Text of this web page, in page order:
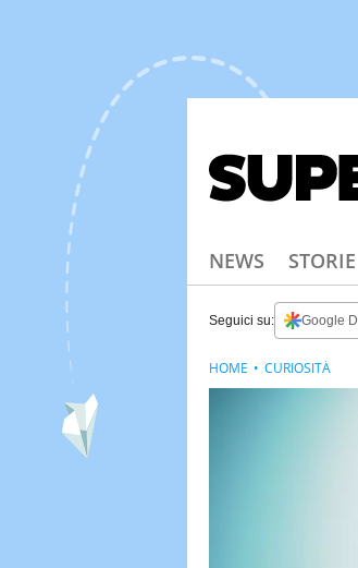
NEWS STORIE
Seguici su: Google
HOME CURIOSITÀ